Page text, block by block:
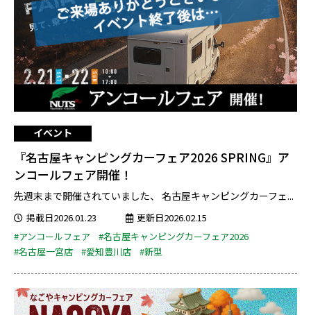
イベント
『名古屋キャンピングカーフェア2026 SPRING』ア
ンコールフェア開催！
先週末まで開催されていました、 名古屋キャンピングカーフェ...
掲載日2026.01.23
更新日2026.02.15
#アンコールフェア
#名古屋キャンピングカーフェア2026
#名古屋一宮店
#愛知豊川店 #新型